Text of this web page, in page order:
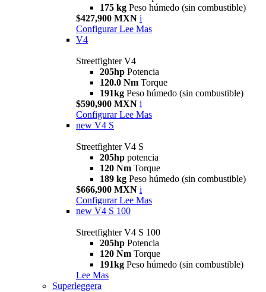
175 kg Peso húmedo (sin combustible)
$427,900 MXN i
Configurar Lee Mas
V4
Streetfighter V4
205hp Potencia
120.0 Nm Torque
191kg Peso húmedo (sin combustible)
$590,900 MXN i
Configurar Lee Mas
new V4 S
Streetfighter V4 S
205hp potencia
120 Nm Torque
189 kg Peso húmedo (sin combustible)
$666,900 MXN i
Configurar Lee Mas
new V4 S 100
Streetfighter V4 S 100
205hp Potencia
120 Nm Torque
191kg Peso húmedo (sin combustible)
Lee Mas
Superleggera